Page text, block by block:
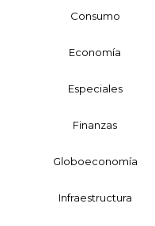
Consumo
Economía
Especiales
Finanzas
Globoeconomía
Infraestructura